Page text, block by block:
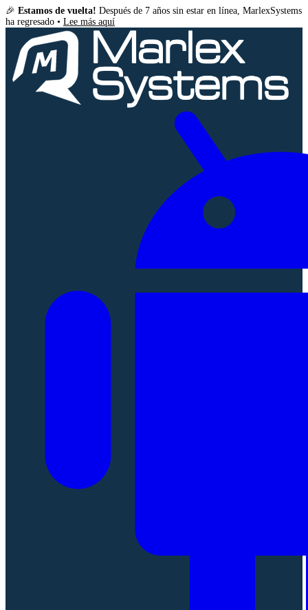
🎉 Estamos de vuelta! Después de 7 años sin estar en línea, MarlexSystems
ha regresado • Lee más aquí